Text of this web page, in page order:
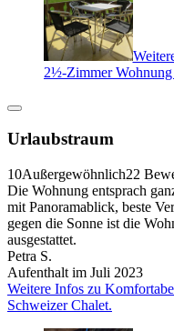
2½-Zimmer
Urlaubstraum
10Außergewöhnlich22
Die Wohnung entsprach
mit Panoramablick, beste
gegen die Sonne ist die
ausgestattet.
Petra S.
Aufenthalt im Juli 2023
Weitere Infos zu
Schweizer Chalet.